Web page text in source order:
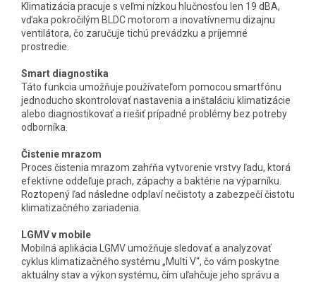
Klimatizácia pracuje s veľmi nízkou hlučnosťou len 19 dBA,
vďaka pokročilým BLDC motorom a inovatívnemu dizajnu
ventilátora, čo zaručuje tichú prevádzku a príjemné
prostredie.
Smart diagnostika
Táto funkcia umožňuje používateľom pomocou smartfónu
jednoducho skontrolovať nastavenia a inštaláciu klimatizácie
alebo diagnostikovať a riešiť prípadné problémy bez potreby
odborníka.
Čistenie mrazom
Proces čistenia mrazom zahŕňa vytvorenie vrstvy ľadu, ktorá
efektívne oddeľuje prach, zápachy a baktérie na výparníku.
Roztopený ľad následne odplaví nečistoty a zabezpečí čistotu
klimatizačného zariadenia.
LGMV v mobile
Mobilná aplikácia LGMV umožňuje sledovať a analyzovať
cyklus klimatizačného systému „Multi V“, čo vám poskytne
aktuálny stav a výkon systému, čím uľahčuje jeho správu a